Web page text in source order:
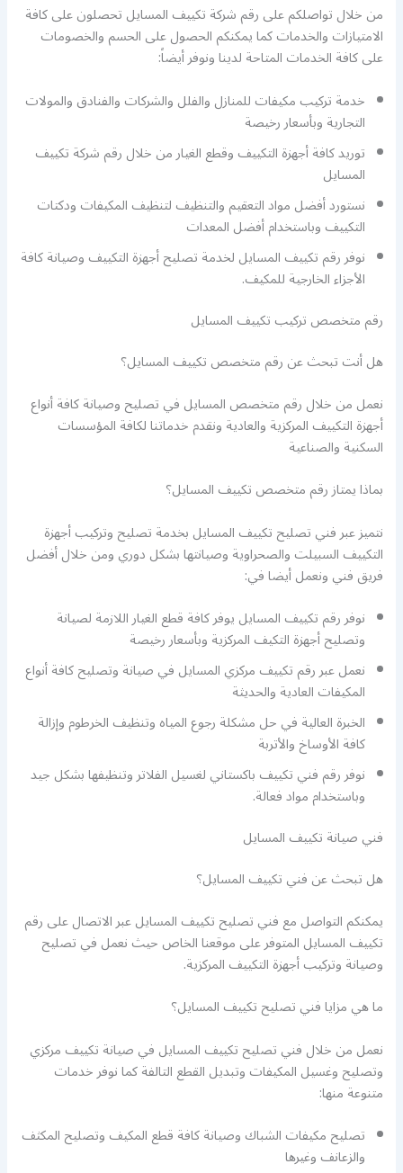
من خلال تواصلكم على رقم شركة تكييف المسايل تحصلون على كافة
الامتيازات والخدمات كما يمكنكم الحصول على الحسم والخصومات
على كافة الخدمات المتاحة لدينا ونوفر أيضاً:
خدمة تركيب مكيفات للمنازل والفلل والشركات والفنادق والمولات
التجارية وبأسعار رخيصة
توريد كافة أجهزة التكييف وقطع الغيار من خلال رقم شركة تكييف
المسايل
نستورد أفضل مواد التعقيم والتنظيف لتنظيف المكيفات ودكتات
التكييف وباستخدام أفضل المعدات
نوفر رقم تكييف المسايل لخدمة تصليح أجهزة التكييف وصيانة كافة
الأجزاء الخارجية للمكيف.
رقم متخصص تركيب تكييف المسايل
هل أنت تبحث عن رقم متخصص تكييف المسايل؟
نعمل من خلال رقم متخصص المسايل في تصليح وصيانة كافة أنواع
أجهزة التكييف المركزية والعادية ونقدم خدماتنا لكافة المؤسسات
السكنية والصناعية
بماذا يمتاز رقم متخصص تكييف المسايل؟
نتميز عبر فني تصليح تكييف المسايل بخدمة تصليح وتركيب أجهزة
التكييف السبيلت والصحراوية وصيانتها بشكل دوري ومن خلال أفضل
فريق فني ونعمل أيضا في:
نوفر رقم تكييف المسايل يوفر كافة قطع الغيار اللازمة لصيانة
وتصليح أجهزة التكيف المركزية وبأسعار رخيصة
نعمل عبر رقم تكييف مركزي المسايل في صيانة وتصليح كافة أنواع
المكيفات العادية والحديثة
الخبرة العالية في حل مشكلة رجوع المياه وتنظيف الخرطوم وإزالة
كافة الأوساخ والأتربة
نوفر رقم فني تكييف باكستاني لغسيل الفلاتر وتنظيفها بشكل جيد
وباستخدام مواد فعالة.
فني صيانة تكييف المسايل
هل تبحث عن فني تكييف المسايل؟
يمكنكم التواصل مع فني تصليح تكييف المسايل عبر الاتصال على رقم
تكييف المسايل المتوفر على موقعنا الخاص حيث نعمل في تصليح
وصيانة وتركيب أجهزة التكييف المركزية.
ما هي مزايا فني تصليح تكييف المسايل؟
نعمل من خلال فني تصليح تكييف المسايل في صيانة تكييف مركزي
وتصليح وغسيل المكيفات وتبديل القطع التالفة كما نوفر خدمات
متنوعة منها:
تصليح مكيفات الشباك وصيانة كافة قطع المكيف وتصليح المكثف
والزعانف وغيرها